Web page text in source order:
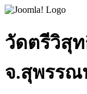
วัดตรีวิสุ
จ.สุพรรณ